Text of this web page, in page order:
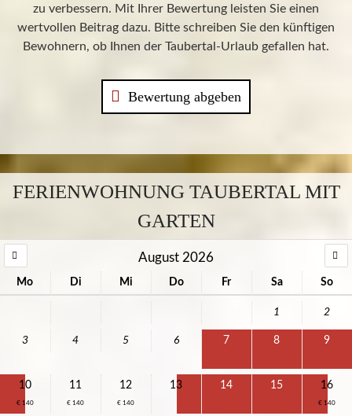
zu verbessern. Mit Ihrer Bewertung leisten Sie einen
wertvollen Beitrag dazu. Bitte schreiben Sie den künftigen
Bewohnern, ob Ihnen der Taubertal-Urlaub gefallen hat.
Bewertung abgeben
FERIENWOHNUNG TAUBERTAL MIT
GARTEN
August 2026
Mo Di Mi Do Fr Sa So
1 2
3 4 5 6 7 8 9
10
€ 140
11
€ 140
12
€ 140
13 14 15 16
€ 140